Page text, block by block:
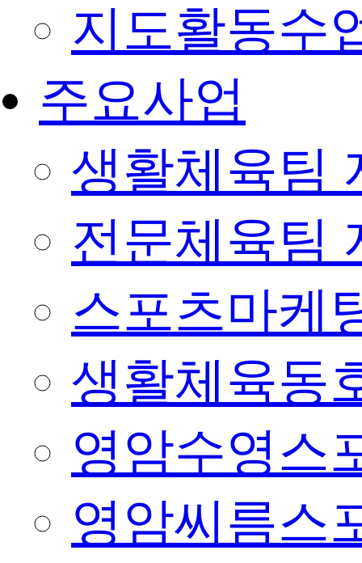
지도활동수
주요사업
생활체육팀
전문체육팀
스포츠마케
생활체육동
영암수영스
영암씨름스